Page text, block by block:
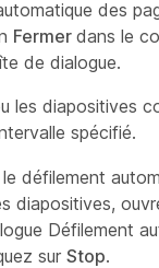
des
Fermer dans le
de dialogue.
les diapositives
spécifié.
défilement
diapositives,
Défilement
sur Stop.